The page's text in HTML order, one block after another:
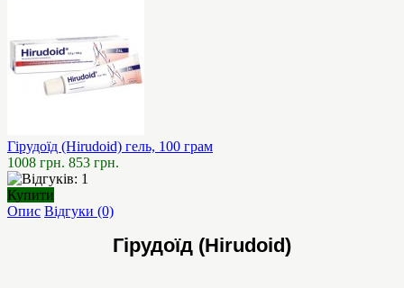
Гірудоїд (Hirudoid) гель, 100 грам
1008 грн. 853 грн.
Купити
Опис Відгуки (0)
Гірудоїд (Hirudoid)